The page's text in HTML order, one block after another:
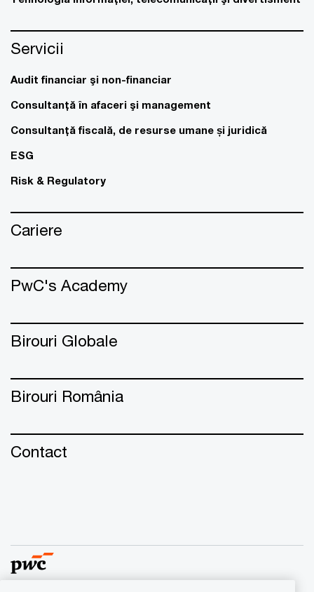
Servicii
Audit financiar şi non-financiar
Consultanţă în afaceri şi management
Consultanţă fiscală, de resurse umane și juridică
ESG
Risk & Regulatory
Cariere
PwC's Academy
Birouri Globale
Birouri România
Contact